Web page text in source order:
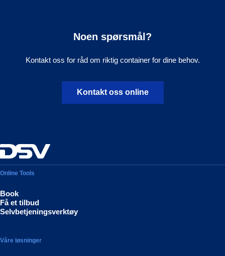
Noen spørsmål?
Kontakt oss for råd om riktig container for dine behov.
Kontakt oss online
Online Tools
Book
Få et tilbud
Selvbetjeningsverktøy
Våre løsninger